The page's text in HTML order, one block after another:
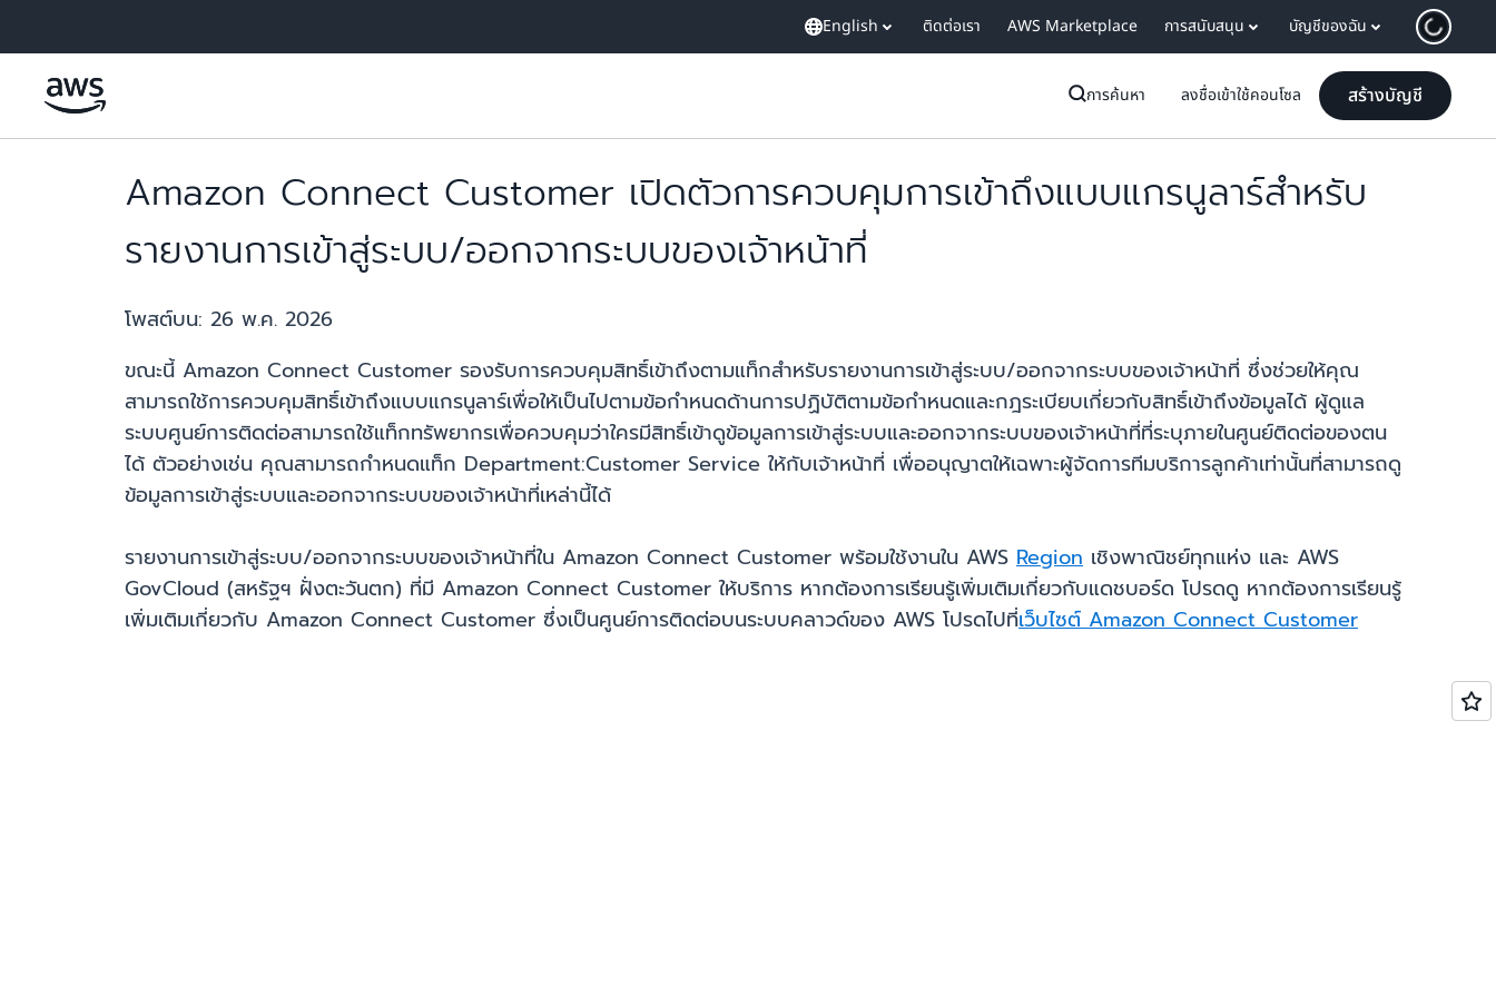
English ติดต่อเรา AWS Marketplace การสนับสนุน บัญชีของฉัน
การค้นหา ลงชื่อเข้าใช้คอนโซล สร้างบัญชี
Amazon Connect Customer เปิดตัวการควบคุมการเข้าถึงแบบแกรนูลาร์สำหรับ
รายงานการเข้าสู่ระบบ/ออกจากระบบของเจ้าหน้าที่
โพสต์บน: 26 พ.ค. 2026
ขณะนี้ Amazon Connect Customer รองรับการควบคุมสิทธิ์เข้าถึงตามแท็กสำหรับรายงานการเข้าสู่ระบบ/ออกจากระบบของเจ้าหน้าที่ ซึ่งช่วยให้คุณ
สามารถใช้การควบคุมสิทธิ์เข้าถึงแบบแกรนูลาร์เพื่อให้เป็นไปตามข้อกำหนดด้านการปฏิบัติตามข้อกำหนดและกฎระเบียบเกี่ยวกับสิทธิ์เข้าถึงข้อมูลได้ ผู้ดูแล
ระบบศูนย์การติดต่อสามารถใช้แท็กทรัพยากรเพื่อควบคุมว่าใครมีสิทธิ์เข้าดูข้อมูลการเข้าสู่ระบบและออกจากระบบของเจ้าหน้าที่ที่ระบุภายในศูนย์ติดต่อของตน
ได้ ตัวอย่างเช่น คุณสามารถกำหนดแท็ก Department:Customer Service ให้กับเจ้าหน้าที่ เพื่ออนุญาตให้เฉพาะผู้จัดการทีมบริการลูกค้าเท่านั้นที่สามารถดู
ข้อมูลการเข้าสู่ระบบและออกจากระบบของเจ้าหน้าที่เหล่านี้ได้
รายงานการเข้าสู่ระบบ/ออกจากระบบของเจ้าหน้าที่ใน Amazon Connect Customer พร้อมใช้งานใน AWS Region เชิงพาณิชย์ทุกแห่ง และ AWS
GovCloud (สหรัฐฯ ฝั่งตะวันตก) ที่มี Amazon Connect Customer ให้บริการ หากต้องการเรียนรู้เพิ่มเติมเกี่ยวกับแดชบอร์ด โปรดดู หากต้องการเรียนรู้
เพิ่มเติมเกี่ยวกับ Amazon Connect Customer ซึ่งเป็นศูนย์การติดต่อบนระบบคลาวด์ของ AWS โปรดไปที่เว็บไซต์ Amazon Connect Customer